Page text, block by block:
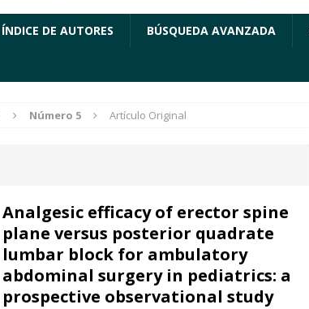
ÍNDICE DE AUTORES BÚSQUEDA AVANZADA
Número 5 Artículo Original
Analgesic efficacy of erector spine
plane versus posterior quadrate
lumbar block for ambulatory
abdominal surgery in pediatrics: a
prospective observational study